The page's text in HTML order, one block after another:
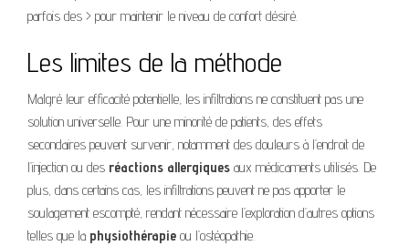
parfois des > pour maintenir le niveau de confort désiré.
Les limites de la méthode
Malgré leur efficacité potentielle, les infiltrations ne constituent pas une
solution universelle. Pour une minorité de patients, des effets
secondaires peuvent survenir, notamment des douleurs à l’endroit de
l’injection ou des réactions allergiques aux médicaments utilisés. De
plus, dans certains cas, les infiltrations peuvent ne pas apporter le
soulagement escompté, rendant nécessaire l’exploration d’autres options
telles que la physiothérapie ou l’ostéopathie.